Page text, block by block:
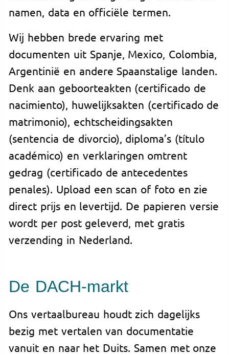
namen, data en officiële termen.
Wij hebben brede ervaring met
documenten uit Spanje, Mexico, Colombia,
Argentinië en andere Spaanstalige landen.
Denk aan geboorteakten (certificado de
nacimiento), huwelijksakten (certificado de
matrimonio), echtscheidingsakten
(sentencia de divorcio), diploma’s (título
académico) en verklaringen omtrent
gedrag (certificado de antecedentes
penales). Upload een scan of foto en zie
direct prijs en levertijd. De papieren versie
wordt per post geleverd, met gratis
verzending in Nederland.
De DACH-markt
Ons vertaalbureau houdt zich dagelijks
bezig met vertalen van documentatie
vanuit en naar het Duits. Samen met onze